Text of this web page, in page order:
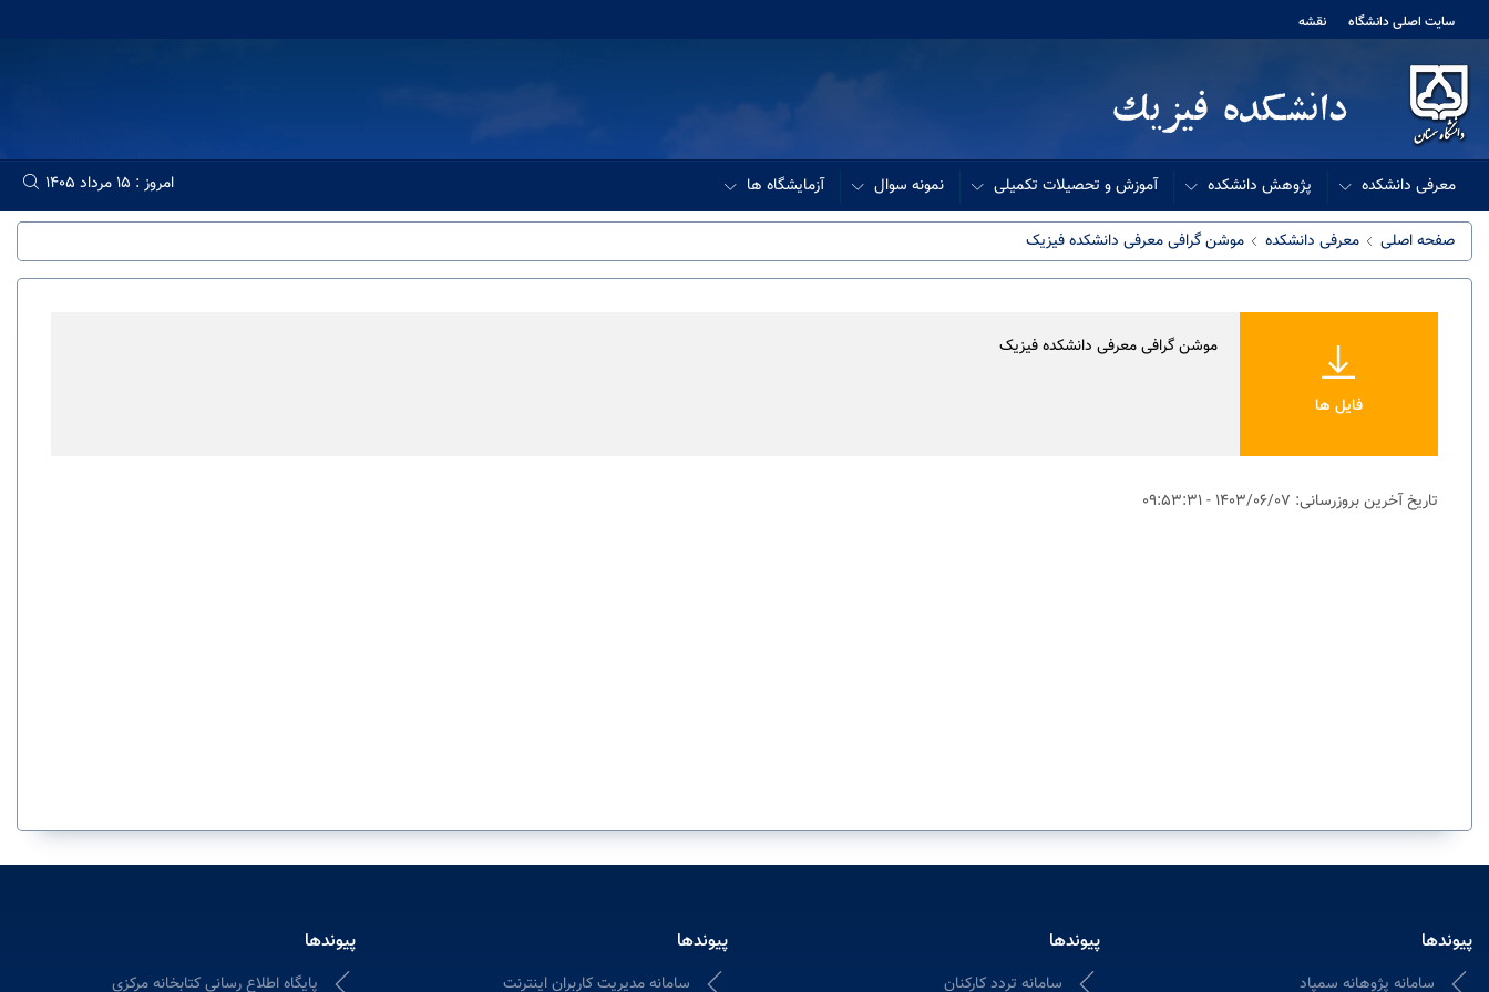
سایت اصلی دانشگاه نقشه
معرفی دانشکده پژوهش دانشکده آموزش و تحصیلات تکمیلی نمونه سوال آزمایشگاه ها امروز : 15 مرداد 1405
صفحه اصلی معرفی دانشکده موشن گرافی معرفی دانشکده فیزیک
فایل ها
موشن گرافی معرفی دانشکده فیزیک
تاریخ آخرین بروزرسانی: 1403/06/07 - 09:53:31
پیوندها
سامانه پژوهانه سمپاد
پیوندها
سامانه تردد کارکنان
پیوندها
سامانه مدیریت کاربران اینترنت
پیوندها
پایگاه اطلاع رسانی کتابخانه مرکزی